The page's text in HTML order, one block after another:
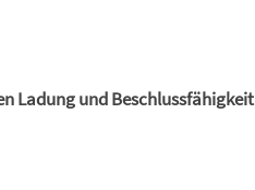
Ladung und Beschlussfähigkeit